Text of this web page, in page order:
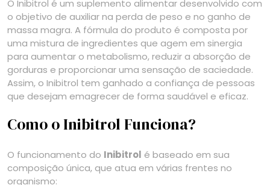
O Inibitrol é um suplemento alimentar desenvolvido com
o objetivo de auxiliar na perda de peso e no ganho de
massa magra. A fórmula do produto é composta por
uma mistura de ingredientes que agem em sinergia
para aumentar o metabolismo, reduzir a absorção de
gorduras e proporcionar uma sensação de saciedade.
Assim, o Inibitrol tem ganhado a confiança de pessoas
que desejam emagrecer de forma saudável e eficaz.
Como o Inibitrol Funciona?
O funcionamento do Inibitrol é baseado em sua
composição única, que atua em várias frentes no
organismo: